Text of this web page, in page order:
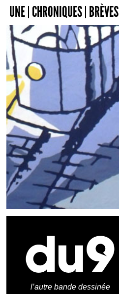
UNE CHRONIQUES BRÈVES
l’autre bande dessinée